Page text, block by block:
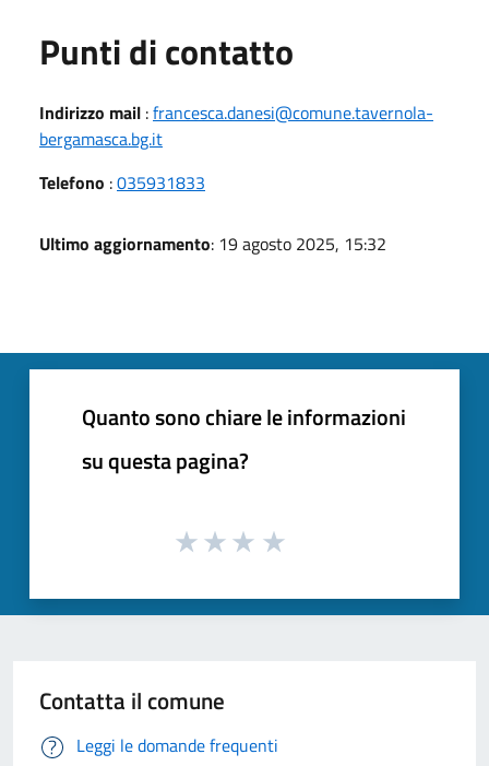
Punti di contatto
Indirizzo mail :francesca.danesi@comune.tavernola-
bergamasca.bg.it
Telefono :035931833
Ultimo aggiornamento: 19 agosto 2025, 15:32
Quanto sono chiare le informazioni
su questa pagina?
Contatta il comune
Leggi le domande frequenti